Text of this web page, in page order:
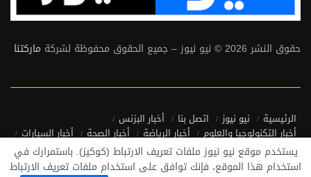
حقوق النشر 2026 © نيو نيوز – جميع الحقوق محفوظة لشركة ماركتنا
الرئيسية نيو نيوز اتصل بنا
أخبار البزنس
أخبار التكنولوجيا والعلوم
أخبار الرياضة أخبار الصحة
أخبار السيارات
أخبار منوعة
أخبار من حول العالم
سياسة الخصوصية واتفاقية الاستخدام
يستخدم موقع نيو نيوز ملفات تعريف الارتباط (كوكيز). باستمرارك في
استخدام هذا الموقع، فإنك توافق على استخدام ملفات تعريف الارتباط